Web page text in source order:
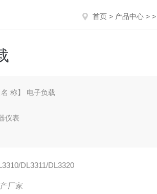
首页 > 产品中心 >
名 称】 电子负载
器仪表
威博DL3311/DL3320
厂家